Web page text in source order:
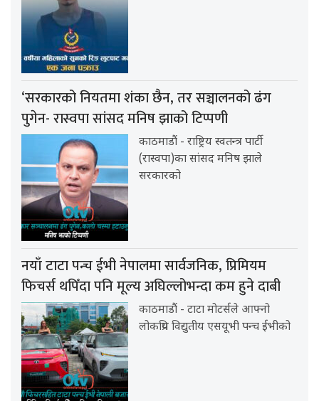
‘सरकारको नियतमा शंका छैन, तर सञ्चालनको ढंग
पुगेन- रास्वपा सांसद मनिष झाको टिप्पणी
काठमाडौं - राष्ट्रिय स्वतन्त्र पार्टी
(रास्वपा)का सांसद मनिष झाले
सरकारको
नयाँ टाटा पन्च ईभी नेपालमा सार्वजनिक, प्रिमियम
फिचर्स थपिँदा पनि मूल्य अघिल्लोभन्दा कम हुने दाबी
काठमाडौं - टाटा मोटर्सले आफ्नो
लोकप्रिय विद्युतीय एसयूभी पन्च ईभीको